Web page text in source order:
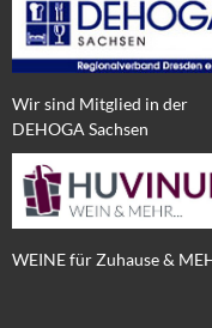
Wir sind Mitglied in der
DEHOGA Sachsen
WEINE für Zuhause &